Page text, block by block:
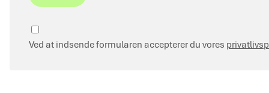
Privacy
Ved at indsende formularen accepterer du vores